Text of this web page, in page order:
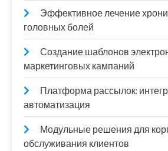
Эффективное лечение
головных болей
Создание шаблонов
маркетинговых кампаний
Платформа рассылок:
автоматизация
Модульные решения для
обслуживания клиентов